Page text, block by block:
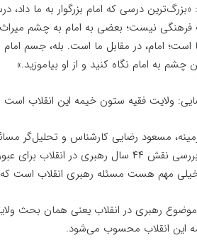
«بزرگ‌ترین درسی که امام بزرگوار به ما
فرهنگی نیست؛ بعضی به امام به چشم میراث
امام، در مقابل ما است. بله، جسم
چشم به امام نگاه کنید و از او بیاموزید.»
ولایت فقیه ستون خیمه این انقلاب است
مسعود رضایی کارشناس و تحلیل‌گر
اسلامی و بررسی نقش ۴۴ سال رهبری
مهم هست مسئله رهبری انقلاب است که
رهبری در انقلاب یعنی همان بحث
این انقلاب محسوب می‌شود.